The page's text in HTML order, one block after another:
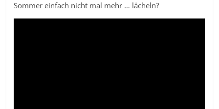
Sommer einfach nicht mal mehr … lächeln?